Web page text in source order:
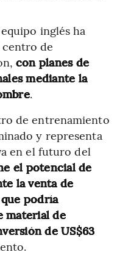
inglés ha
de
con planes de
mediante la
.
de entrenamiento
y representa
en el futuro del
el potencial de
la venta de
podría
material de
de US$63